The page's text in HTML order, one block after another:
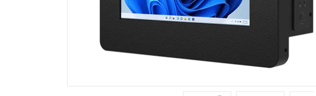
Android Fahrzeugmontierte Computer
Tablet für Fahrzeugmontierte
Funk-Gateway
Robuster Roboter-
Controller
Robustes Tablet in ATEX-Qualität
Robuster ATEX-Handheld